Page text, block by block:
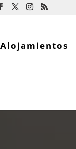
Alojamientos